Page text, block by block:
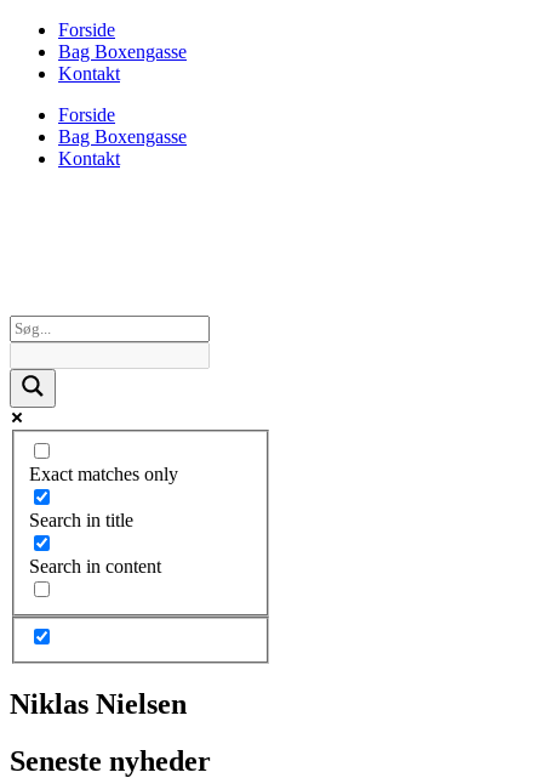
Forside
Bag Boxengasse
Kontakt
Forside
Bag Boxengasse
Kontakt
Exact matches only
Search in title
Search in content
Niklas Nielsen
Seneste nyheder